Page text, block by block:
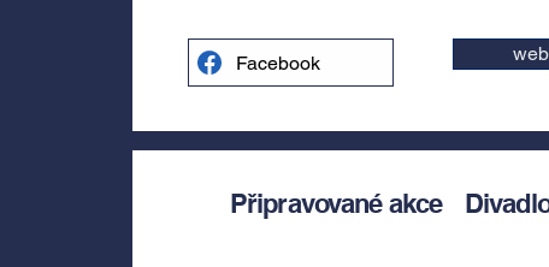
Facebook
Připravované akce